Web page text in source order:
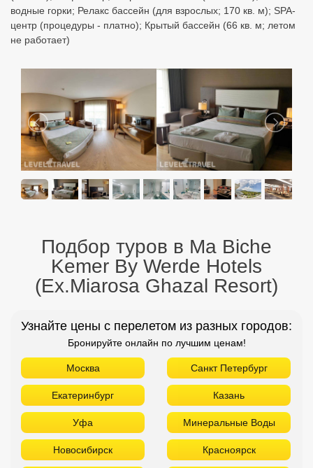
водные горки; Релакс бассейн (для взрослых; 170 кв. м); SPA-
центр (процедуры - платно); Крытый бассейн (66 кв. м; летом
не работает)
Подбор туров в Ma Biche
Kemer By Werde Hotels
(Ex.Miarosa Ghazal Resort)
Узнайте цены с перелетом из разных городов:
Бронируйте онлайн по лучшим ценам!
Москва Санкт Петербург
Екатеринбург Казань
Уфа Минеральные Воды
Новосибирск Красноярск